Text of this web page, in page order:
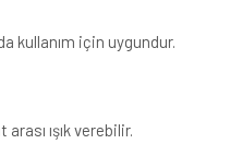
kullanım için uygundur.
ışık verebilir.